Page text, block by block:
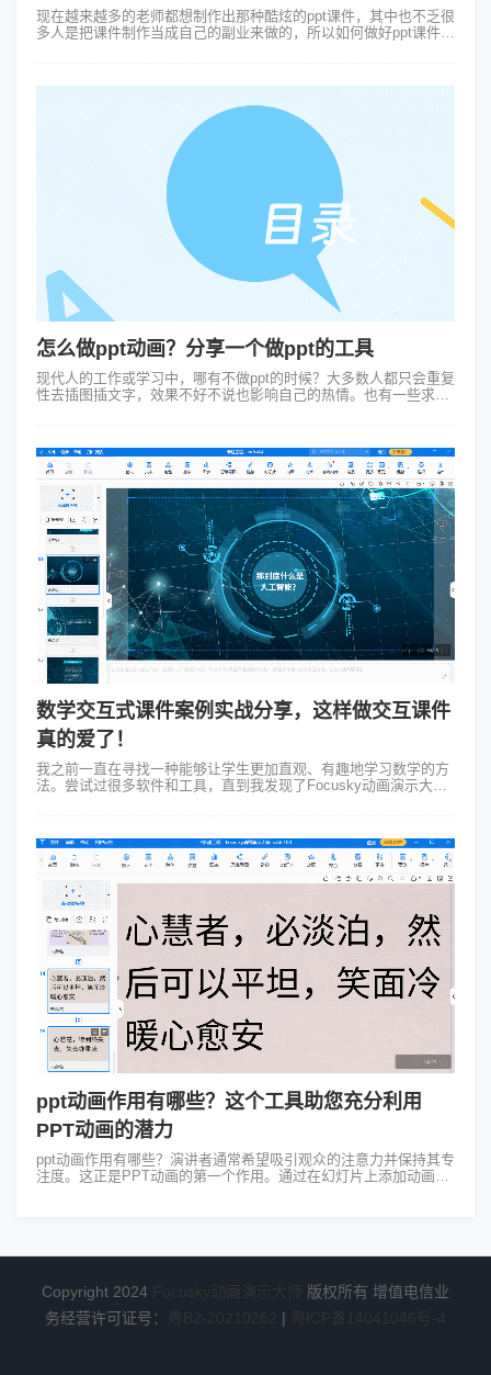
现在越来越多的老师都想制作出那种酷炫的ppt课件，其中也不乏很
多人是把课件制作当成自己的副业来做的，所以如何做好ppt课件
怎么做ppt动画？分享一个做ppt的工具
现代人的工作或学习中，哪有不做ppt的时候？大多数人都只会重复
性去插图插文字，效果不好不说也影响自己的热情。也有一些求上
数学交互式课件案例实战分享，这样做交互课件
真的爱了！
我之前一直在寻找一种能够让学生更加直观、有趣地学习数学的方
法。尝试过很多软件和工具，直到我发现了Focusky动画演示大师
ppt动画作用有哪些？这个工具助您充分利用
PPT动画的潜力
ppt动画作用有哪些？演讲者通常希望吸引观众的注意力并保持其专
注度。这正是PPT动画的第一个作用。通过在幻灯片上添加动画效
Copyright 2024 Focusky动画演示大师
版权所有 增值电信业
务经营许可证号：
粤B2-20210262 | 粤ICP备14041046号-4